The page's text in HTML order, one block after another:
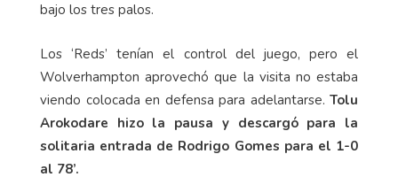
bajo los tres palos.
Los ‘Reds’ tenían el control del juego, pero el
Wolverhampton aprovechó que la visita no estaba
viendo colocada en defensa para adelantarse. Tolu
Arokodare hizo la pausa y descargó para la
solitaria entrada de Rodrigo Gomes para el 1-0
al 78’.